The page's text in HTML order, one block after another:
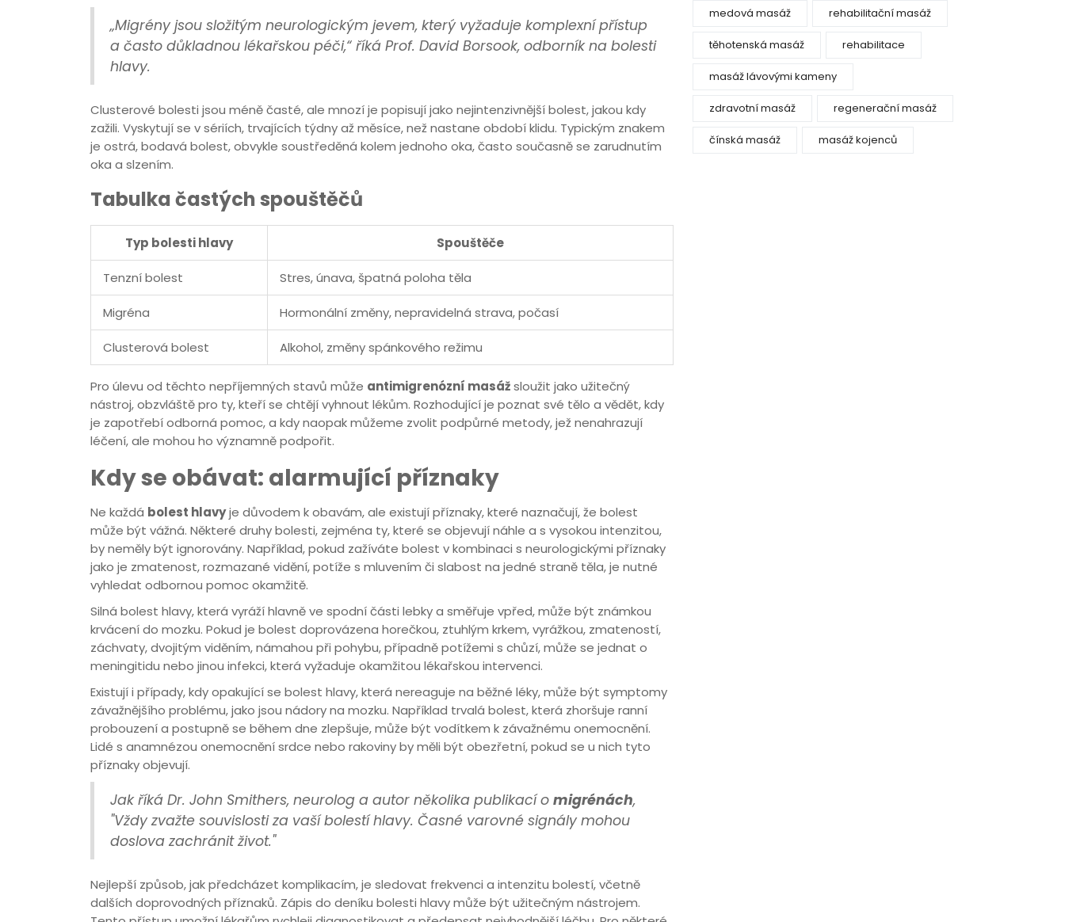
„Migrény jsou složitým neurologickým jevem, který vyžaduje komplexní přístup
a často důkladnou lékařskou péči,“ říká Prof. David Borsook, odborník na bolesti
hlavy.
Clusterové bolesti jsou méně časté, ale mnozí je popisují jako nejintenzivnější bolest, jakou kdy
zažili. Vyskytují se v sériích, trvajících týdny až měsíce, než nastane období klidu. Typickým znakem
je ostrá, bodavá bolest, obvykle soustředěná kolem jednoho oka, často současně se zarudnutím
oka a slzením.
Tabulka častých spouštěčů
Typ bolesti hlavy Spouštěče
Tenzní bolest Stres, únava, špatná poloha těla
Migréna Hormonální změny, nepravidelná strava, počasí
Clusterová bolest Alkohol, změny spánkového režimu
Pro úlevu od těchto nepříjemných stavů může antimigrenózní masážsloužit jako užitečný
nástroj, obzvláště pro ty, kteří se chtějí vyhnout lékům. Rozhodující je poznat své tělo a vědět, kdy
je zapotřebí odborná pomoc, a kdy naopak můžeme zvolit podpůrné metody, jež nenahrazují
léčení, ale mohou ho významně podpořit.
Kdy se obávat: alarmující příznaky
Ne každá bolest hlavyje důvodem k obavám, ale existují příznaky, které naznačují, že bolest
může být vážná. Některé druhy bolesti, zejména ty, které se objevují náhle a s vysokou intenzitou,
by neměly být ignorovány. Například, pokud zažíváte bolest v kombinaci s neurologickými příznaky
jako je zmatenost, rozmazané vidění, potíže s mluvením či slabost na jedné straně těla, je nutné
vyhledat odbornou pomoc okamžitě.
Silná bolest hlavy, která vyráží hlavně ve spodní části lebky a směřuje vpřed, může být známkou
krvácení do mozku. Pokud je bolest doprovázena horečkou, ztuhlým krkem, vyrážkou, zmateností,
záchvaty, dvojitým viděním, námahou při pohybu, případně potížemi s chůzí, může se jednat o
meningitidu nebo jinou infekci, která vyžaduje okamžitou lékařskou intervenci.
Existují i případy, kdy opakující se bolest hlavy, která nereaguje na běžné léky, může být symptomy
závažnějšího problému, jako jsou nádory na mozku. Například trvalá bolest, která zhoršuje ranní
probouzení a postupně se během dne zlepšuje, může být vodítkem k závažnému onemocnění.
Lidé s anamnézou onemocnění srdce nebo rakoviny by měli být obezřetní, pokud se u nich tyto
příznaky objevují.
Jak říká Dr. John Smithers, neurolog a autor několika publikací o migrénách,
"Vždy zvažte souvislosti za vaší bolestí hlavy. Časné varovné signály mohou
doslova zachránit život."
Nejlepší způsob, jak předcházet komplikacím, je sledovat frekvenci a intenzitu bolestí, včetně
dalších doprovodných příznaků. Zápis do deníku bolesti hlavy může být užitečným nástrojem.
medová masáž rehabilitační masáž
těhotenská masáž rehabilitace
masáž lávovými kameny
zdravotní masáž regenerační masáž
čínská masáž masáž kojenců